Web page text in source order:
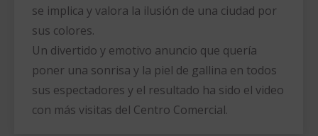
se implica y valora la ilusión de una ciudad por
sus colores.
Un divertido y emotivo anuncio que quería
poner una sonrisa y la piel de gallina en todos
sus espectadores y el resultado ha sido el video
con más visitas del Centro Comercial.